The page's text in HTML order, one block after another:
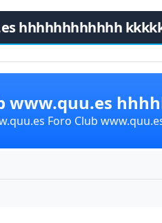
hhhhhhhhhhhh
www.quu.es
Foro Club